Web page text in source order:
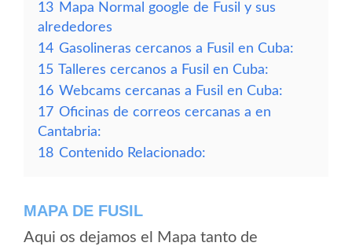
13 Mapa Normal google de Fusil y sus
alrededores
14 Gasolineras cercanos a Fusil en Cuba:
15 Talleres cercanos a Fusil en Cuba:
16 Webcams cercanas a Fusil en Cuba:
17 Oficinas de correos cercanas a en
Cantabria:
18 Contenido Relacionado:
MAPA DE FUSIL
Aqui os dejamos el Mapa tanto de